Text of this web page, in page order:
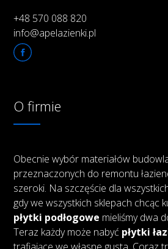
+48 570 088 820
info@apelazienki.pl
O firmie
Obecnie wybór materiałów
przeznaczonych do remontu
szeroki. Na szczęście dla
gdy we wszystkich sklepach chcąc
płytki podłogowe mieliśmy dwa
Teraz każdy może nabyć płytki